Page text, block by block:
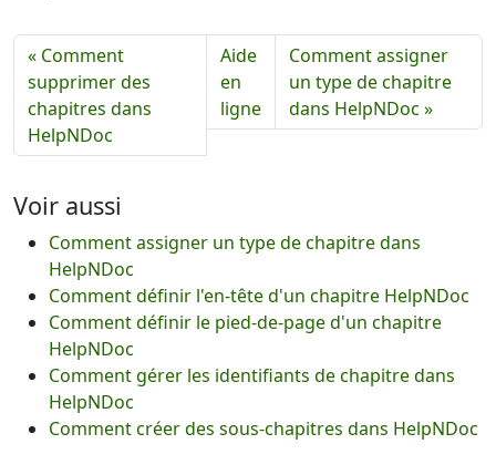
« Comment
supprimer des
chapitres dans
HelpNDoc
Aide
en
ligne
Comment assigner
un type de chapitre
dans HelpNDoc »
Voir aussi
Comment assigner un type de chapitre dans
HelpNDoc
Comment définir l'en-tête d'un chapitre HelpNDoc
Comment définir le pied-de-page d'un chapitre
HelpNDoc
Comment gérer les identifiants de chapitre dans
HelpNDoc
Comment créer des sous-chapitres dans HelpNDoc